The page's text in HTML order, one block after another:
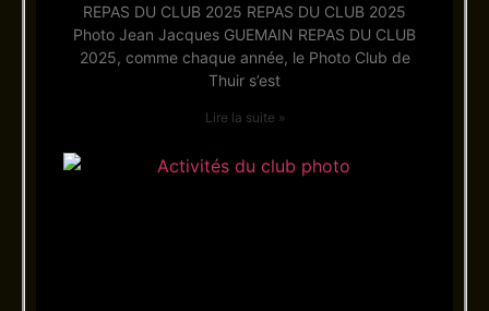
REPAS DU CLUB 2025 REPAS DU CLUB 2025
Photo Jean Jacques GUEMAIN REPAS DU CLUB
2025, comme chaque année, le Photo Club de
Thuir s’est
Lire la suite »